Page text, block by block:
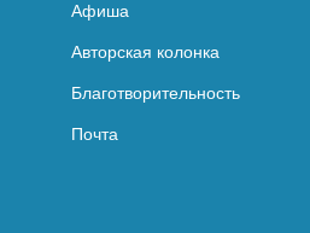
Афиша
Авторская колонка
Благотворительность
Почта